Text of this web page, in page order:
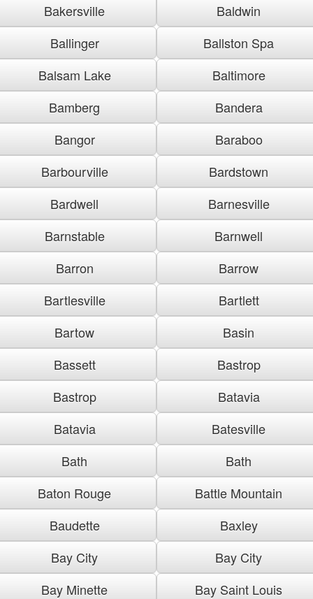
Bakersville
Baldwin
Ballinger
Ballston Spa
Balsam Lake
Baltimore
Bamberg
Bandera
Bangor
Baraboo
Barbourville
Bardstown
Bardwell
Barnesville
Barnstable
Barnwell
Barron
Barrow
Bartlesville
Bartlett
Bartow
Basin
Bassett
Bastrop
Bastrop
Batavia
Batavia
Batesville
Bath
Bath
Baton Rouge
Battle Mountain
Baudette
Baxley
Bay City
Bay City
Bay Minette
Bay Saint Louis